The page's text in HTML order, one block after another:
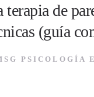
terapia de
(guía
PSICOLOGÍA